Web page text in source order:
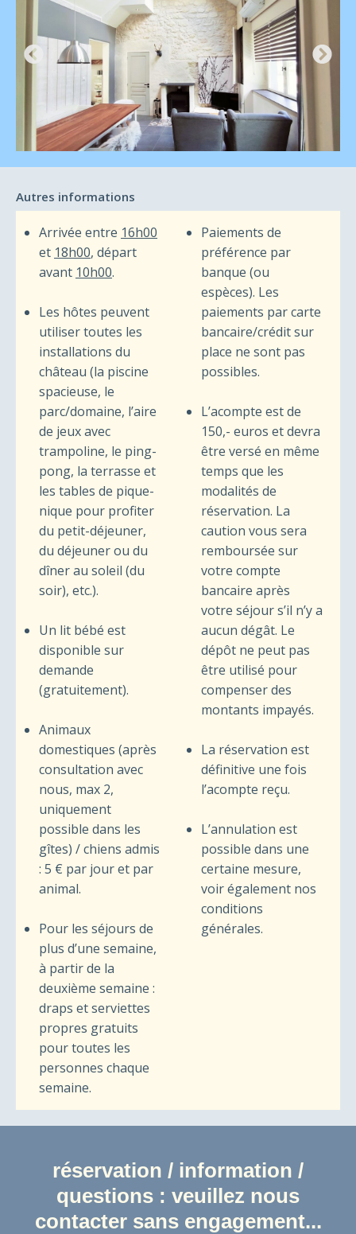
Autres informations
Arrivée entre 16h00
et 18h00, départ
avant 10h00.
Les hôtes peuvent
utiliser toutes les
installations du
château (la piscine
spacieuse, le
parc/domaine, l’aire
de jeux avec
trampoline, le ping-
pong, la terrasse et
les tables de pique-
nique pour profiter
du petit-déjeuner,
du déjeuner ou du
dîner au soleil (du
soir), etc.).
Un lit bébé est
disponible sur
demande
(gratuitement).
Animaux
domestiques (après
consultation avec
nous, max 2,
uniquement
possible dans les
gîtes) / chiens admis
: 5 € par jour et par
animal.
Pour les séjours de
plus d’une semaine,
à partir de la
deuxième semaine :
draps et serviettes
propres gratuits
pour toutes les
personnes chaque
semaine.
Paiements de
préférence par
banque (ou
espèces). Les
paiements par carte
bancaire/crédit sur
place ne sont pas
possibles.
L’acompte est de
150,- euros et devra
être versé en même
temps que les
modalités de
réservation. La
caution vous sera
remboursée sur
votre compte
bancaire après
votre séjour s’il n’y a
aucun dégât. Le
dépôt ne peut pas
être utilisé pour
compenser des
montants impayés.
La réservation est
définitive une fois
l’acompte reçu.
L’annulation est
possible dans une
certaine mesure,
voir également nos
conditions
générales.
réservation / information /
questions : veuillez nous
contacter sans engagement...